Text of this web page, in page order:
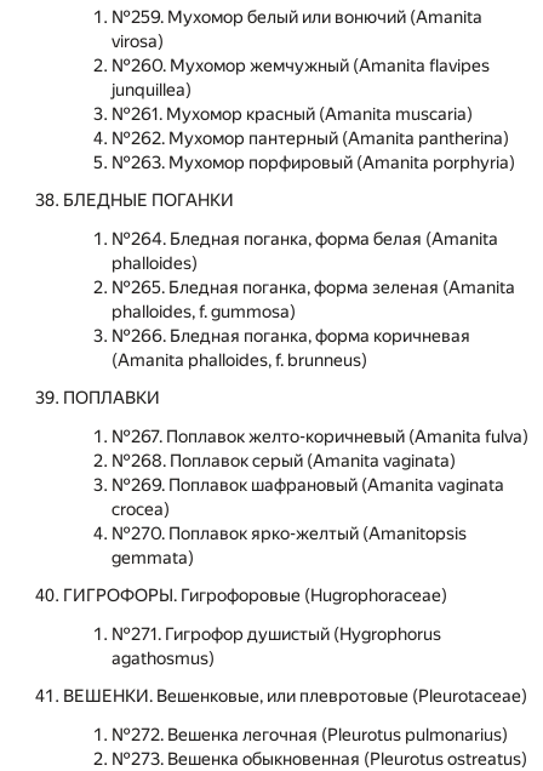
№259. Мухомор белый или вонючий (Amanita
virosa)
№260. Мухомор жемчужный (Amanita flavipes
junquillea)
№261. Мухомор красный (Amanita muscaria)
№262. Мухомор пантерный (Amanita pantherina)
№263. Мухомор порфировый (Amanita porphyria)
БЛЕДНЫЕ ПОГАНКИ
№264. Бледная поганка, форма белая (Amanita
phalloides)
№265. Бледная поганка, форма зеленая (Amanita
phalloides, f. gummosa)
№266. Бледная поганка, форма коричневая
(Amanita phalloides, f. brunneus)
ПОПЛАВКИ
№267. Поплавок желто-коричневый (Amanita fulva)
№268. Поплавок серый (Amanita vaginata)
№269. Поплавок шафрановый (Amanita vaginata
crocea)
№270. Поплавок ярко-желтый (Amanitopsis
gemmata)
ГИГРОФОРЫ. Гигрофоровые (Hugrophoraceae)
№271. Гигрофор душистый (Hygrophorus
agathosmus)
ВЕШЕНКИ. Вешенковые, или плевротовые (Pleurotaceae)
№272. Вешенка легочная (Pleurotus pulmonarius)
№273. Вешенка обыкновенная (Pleurotus ostreatus)